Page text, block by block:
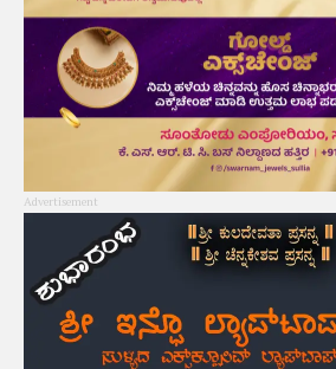
Advertisement